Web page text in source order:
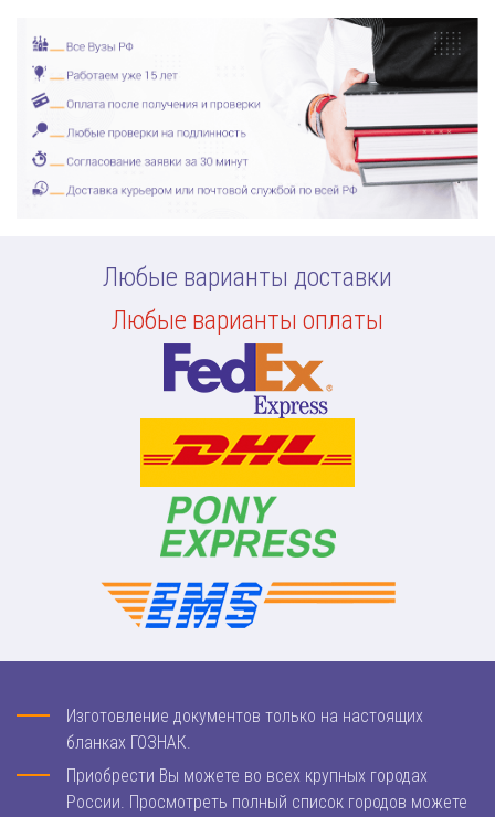
Любые варианты доставки
Любые варианты оплаты
Изготовление документов только на настоящих
бланках ГОЗНАК.
Приобрести Вы можете во всех крупных городах
России. Просмотреть полный список городов можете